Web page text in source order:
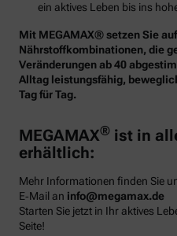
ein aktives Leben bis ins
Mit MEGAMAX® setzen Sie
Nährstoffkombinationen, die
Veränderungen ab 40
Alltag leistungsfähig,
Tag für Tag.
MEGAMAX® ist in
erhältlich:
Mehr Informationen finden Sie
E‑Mail an info@megamax.de
Starten Sie jetzt in Ihr aktives
Seite!